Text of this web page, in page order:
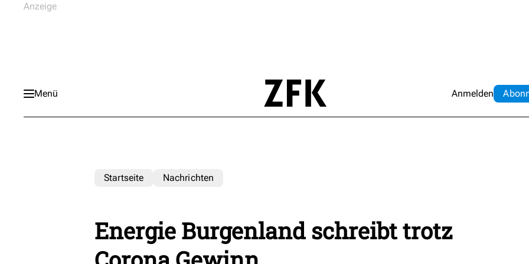
Menü Anmelden Abo
Startseite Nachrichten
Energie Burgenland schreibt trotz